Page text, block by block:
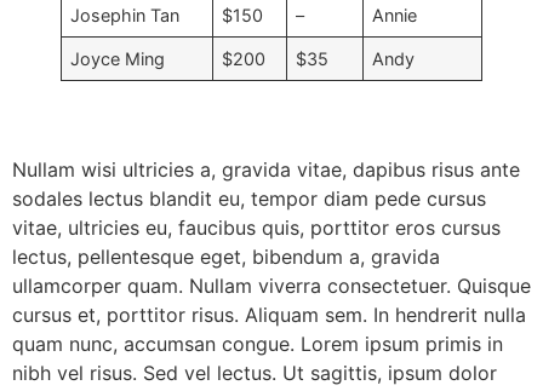
Josephin Tan $150 – Annie
Joyce Ming $200 $35 Andy
Nullam wisi ultricies a, gravida vitae, dapibus risus ante
sodales lectus blandit eu, tempor diam pede cursus
vitae, ultricies eu, faucibus quis, porttitor eros cursus
lectus, pellentesque eget, bibendum a, gravida
ullamcorper quam. Nullam viverra consectetuer. Quisque
cursus et, porttitor risus. Aliquam sem. In hendrerit nulla
quam nunc, accumsan congue. Lorem ipsum primis in
nibh vel risus. Sed vel lectus. Ut sagittis, ipsum dolor